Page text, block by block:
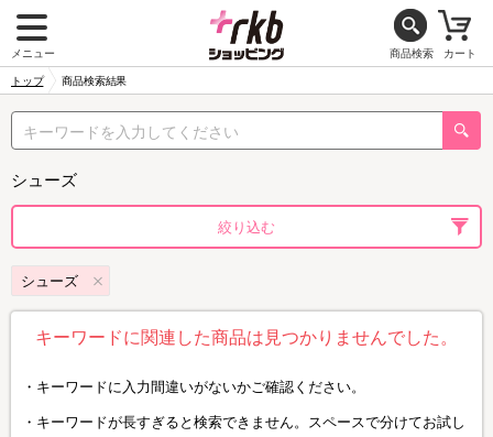
メニュー 商品検索 カート
トップ 商品検索結果
シューズ
絞り込む
シューズ
キーワードに関連した商品は見つかりませんでした。
キーワードに入力間違いがないかご確認ください。
キーワードが長すぎると検索できません。スペースで分けてお試し